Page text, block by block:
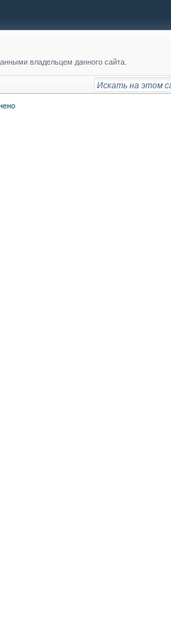
владельцем данного сайта.